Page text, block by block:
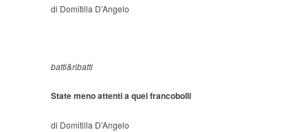
di Domitilla D’Angelo
batti&ribatti
State meno attenti a quei francobolli
di Domitilla D’Angelo